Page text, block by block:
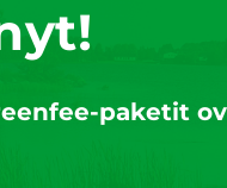
paketit